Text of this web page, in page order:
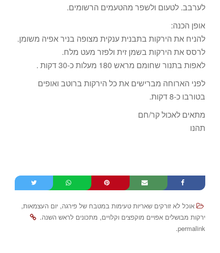
לערבב. לטעום ולשפר מהטעמים הרשומים.
אופן הכנה:
להניח את הירקות בתבנית ענקית מצופה בניר אפיה משומן.
לרסס את הירקות בשמן זית ולפזר מעט מלח.
לאפות בתנור שחומם מראש 180 מעלות כ-30 דקות .
לפני הארוחה מברישים את כל הירקות ברוטב ואופים
בטורבו כ-8 דקות.
מתאים לאכול קר/חם
תהנו
אוכל לא זורקים שאריות טעימות במטבח של פירגה, יום העצמאות,
ירקות מבושלים אפויים מוקפצים וקלויים, מתכונים לראש השנה.
permalink
.